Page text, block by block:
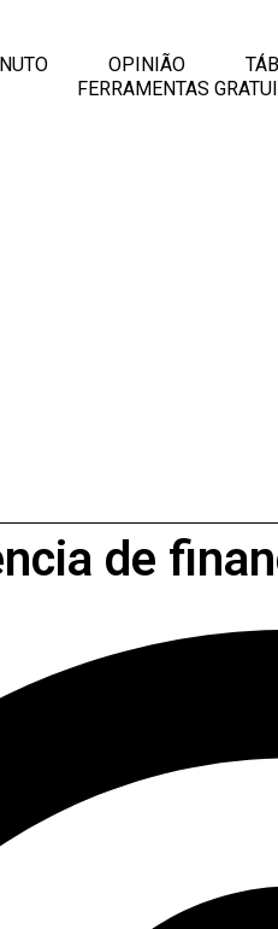
OPINIÃO
FERRAMENTAS
de